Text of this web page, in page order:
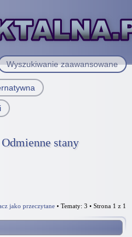
Wyszukiwanie zaawansowane
stany świadomości
stany
jako przeczytane • Tematy: 3 • Strona 1 z 1